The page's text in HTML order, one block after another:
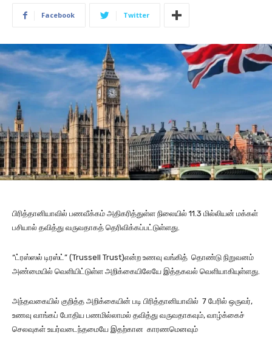
Facebook Twitter
பிரித்தானியாவில் பணவீக்கம் அதிகரித்துள்ள நிலையில் 11.3 மில்லியன் மக்கள்
பசியால் தவித்து வருவதாகத் தெரிவிக்கப்பட்டுள்ளது.
“ட்ரஸ்ஸல் டிரஸ்ட்” (Trussell Trust)என்ற உணவு வங்கித் தொண்டு நிறுவனம்
அண்மையில் வெளியிட்டுள்ள அறிக்கையிலேயே இத்தகவல் வெளியாகியுள்ளது.
அந்தவகையில் குறித்த அறிக்கையின் படி பிரித்தானியாவில் 7 பேரில் ஒருவர்,
உணவு வாங்கப் போதிய பணமில்லாமல் தவித்து வருவதாகவும், வாழ்க்கைச்
செலவுகள் உயர்வடைந்தமையே இதற்கான காரணமெனவும்